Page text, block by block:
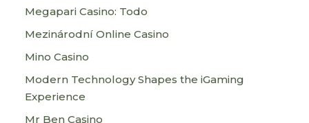
Megapari Casino: Todo
Mezinárodní Online Casino
Mino Casino
Modern Technology Shapes the iGaming
Experience
Mr Ben Casino